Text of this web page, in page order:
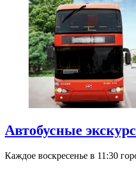
Автобусные
Каждое воскресенье в 11:30